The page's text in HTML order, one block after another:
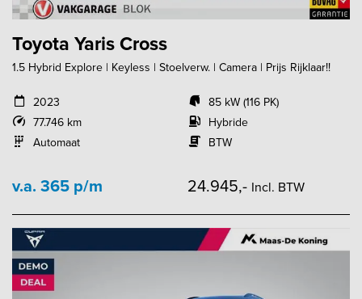
Toyota Yaris Cross
1.5 Hybrid Explore | Keyless | Stoelverw. | Camera | Prijs Rijklaar!!
2023
77.746 km
Automaat
85 kW (116 PK)
Hybride
BTW
v.a. 365 p/m 24.945,- Incl. BTW